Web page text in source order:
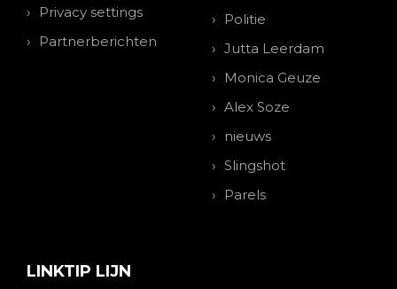
Privacy settings
Partnerberichten
Politie
Jutta Leerdam
Monica Geuze
Alex Soze
nieuws
Slingshot
Parels
LINKTIP LIJN